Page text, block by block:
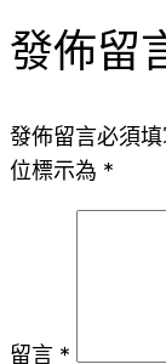
發佈留
發佈留言必須
位標示為 *
留言 *